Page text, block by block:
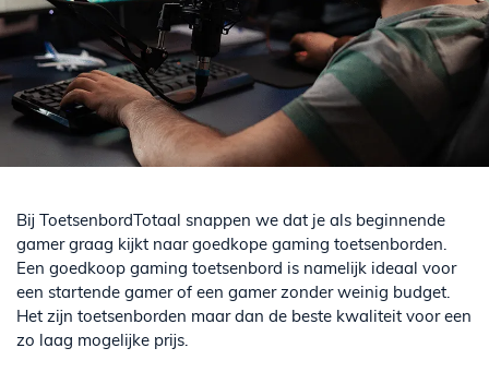
Bij ToetsenbordTotaal snappen we dat je als beginnende
gamer graag kijkt naar goedkope gaming toetsenborden.
Een goedkoop gaming toetsenbord is namelijk ideaal voor
een startende gamer of een gamer zonder weinig budget.
Het zijn toetsenborden maar dan de beste kwaliteit voor een
zo laag mogelijke prijs.